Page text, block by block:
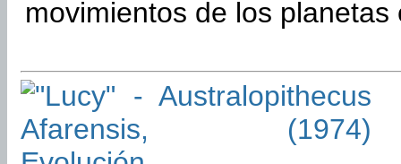
movimientos de los